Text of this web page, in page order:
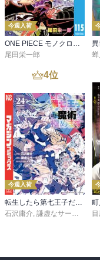
今週入荷
ONE PIECE モノクロ版 115
尾田栄一郎
4位
今週入荷
石沢庸介 謙虚なサークル メ